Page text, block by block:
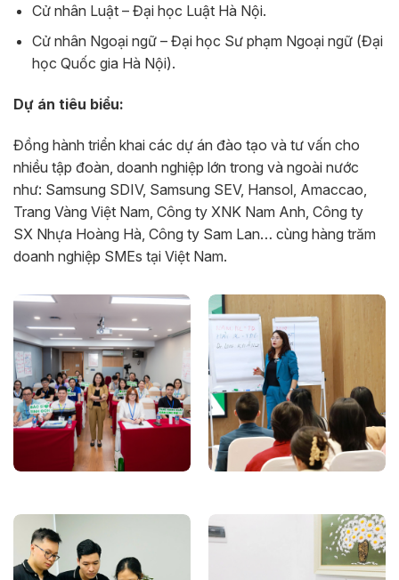
Cử nhân Luật – Đại học Luật Hà Nội.
Cử nhân Ngoại ngữ – Đại học Sư phạm Ngoại ngữ (Đại
học Quốc gia Hà Nội).
Dự án tiêu biểu:
Đồng hành triển khai các dự án đào tạo và tư vấn cho
nhiều tập đoàn, doanh nghiệp lớn trong và ngoài nước
như: Samsung SDIV, Samsung SEV, Hansol, Amaccao,
Trang Vàng Việt Nam, Công ty XNK Nam Anh, Công ty
SX Nhựa Hoàng Hà, Công ty Sam Lan… cùng hàng trăm
doanh nghiệp SMEs tại Việt Nam.